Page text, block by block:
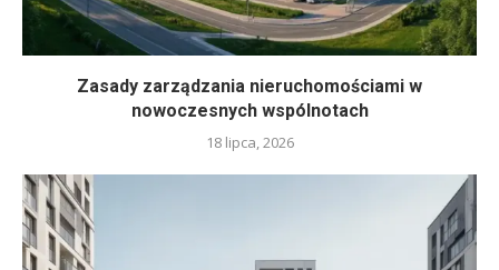
Zasady zarządzania nieruchomościami w
nowoczesnych wspólnotach
18 lipca, 2026